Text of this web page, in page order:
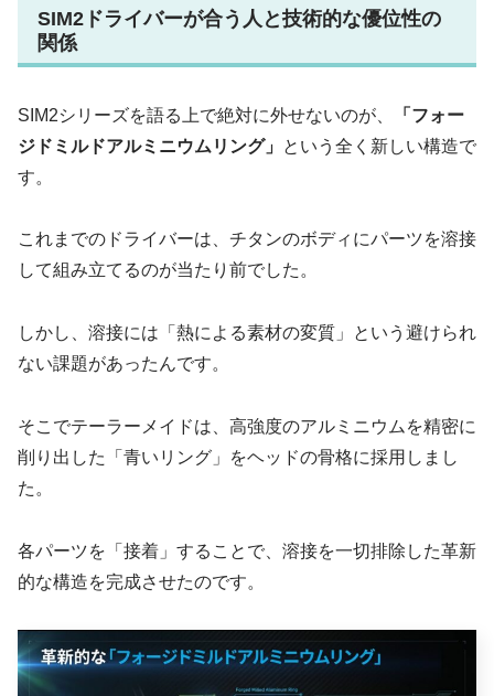
SIM2ドライバーが合う人と技術的な優位性の
関係
SIM2シリーズを語る上で絶対に外せないのが、
「フォー
ジドミルドアルミニウムリング」 という全く新しい構造で
す。
これまでのドライバーは、チタンのボディにパーツを溶接
して組み立てるのが当たり前でした。
しかし、溶接には「熱による素材の変質」という避けられ
ない課題があったんです。
そこでテーラーメイドは、高強度のアルミニウムを精密に
削り出した「青いリング」をヘッドの骨格に採用しまし
た。
各パーツを「接着」することで、溶接を一切排除した革新
的な構造を完成させたのです。